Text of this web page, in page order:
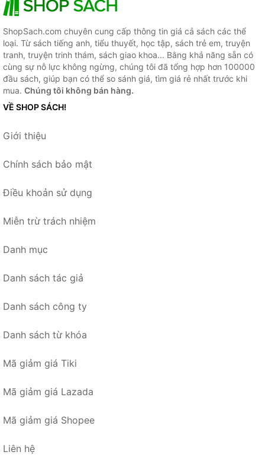
ShopSach.com chuyên cung cấp thông tin giá cả sách các thể
loại. Từ sách tiếng anh, tiểu thuyết, học tập, sách trẻ em, truyện
tranh, truyện trinh thám, sách giao khoa... Bằng khả năng sẵn có
cùng sự nỗ lực không ngừng, chúng tôi đã tổng hợp hơn 100000
đầu sách, giúp bạn có thể so sánh giá, tìm giá rẻ nhất trước khi
mua. Chúng tôi không bán hàng.
VỀ SHOP SÁCH!
Giới thiệu
Chính sách bảo mật
Điều khoản sử dụng
Miễn trừ trách nhiệm
Danh mục
Danh sách tác giả
Danh sách công ty
Danh sách từ khóa
Mã giảm giá Tiki
Mã giảm giá Lazada
Mã giảm giá Shopee
Liên hệ